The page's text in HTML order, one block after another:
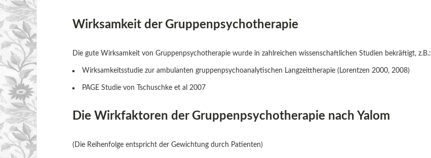
Wirksamkeit der Gruppenpsychotherapie
Die gute Wirksamkeit von Gruppenpsychotherapie wurde in zahlreichen wissenschaftlichen Studien bekräftigt, z.B.:
Wirksamkeitsstudie zur ambulanten gruppenpsychoanalytischen Langzeittherapie (Lorentzen 2000, 2008)
PAGE Studie von Tschuschke et al 2007
Die Wirkfaktoren der Gruppenpsychotherapie nach Yalom
(Die Reihenfolge entspricht der Gewichtung durch Patienten)